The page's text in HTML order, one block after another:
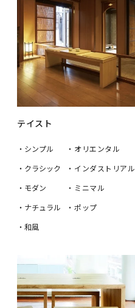
テイスト
・シンプル
・クラシック
・モダン
・ナチュラル
・和風
・オリエンタル
・インダストリアル
・ミニマル
・ポップ